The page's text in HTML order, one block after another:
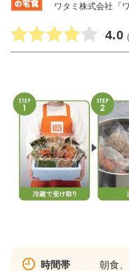
ワタミ株式会社「
4.0
時間帯 朝食